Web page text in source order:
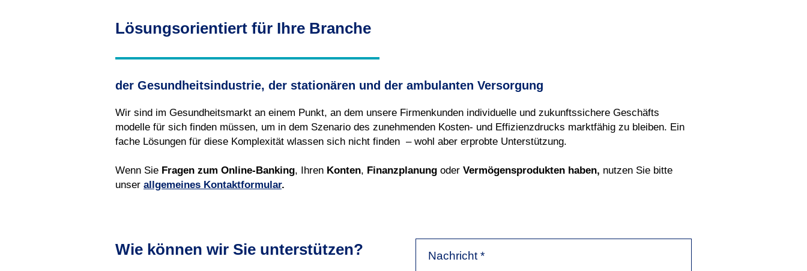
Lösungsorientiert für Ihre Branche
der Gesundheitsindustrie, der stationären und der ambulanten Versorgung
Wir sind im Gesundheitsmarkt an einem Punkt, an dem unsere Firmenkunden individuelle und zukunftssichere Geschäfts
modelle für sich finden müssen, um in dem Szenario des zunehmenden Kosten- und Effizienzdrucks marktfähig zu bleiben. Ein
fache Lösungen für diese Komplexität wlassen sich nicht finden – wohl aber erprobte Unterstützung.
Wenn Sie Fragen zum Online-Banking, Ihren Konten, Finanzplanung oder Vermögensprodukten haben, nutzen Sie bitte
unser allgemeines Kontaktformular.
Wie können wir Sie unterstützen? Nachricht *